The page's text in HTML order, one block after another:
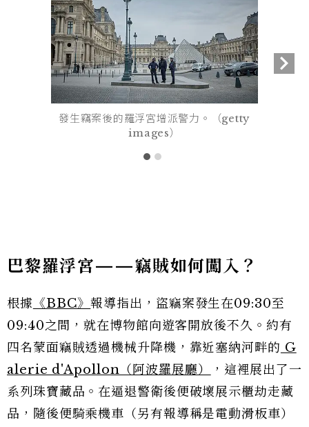
發生竊案後的羅浮宮增派警力。（getty
images）
巴黎羅浮宮——竊賊如何闖入？
根據 《BBC》報導指出，盜竊案發生在09:30至
09:40之間，就在博物館向遊客開放後不久。約有
四名蒙面竊賊透過機械升降機，靠近塞納河畔的 G
alerie d'Apollon（阿波羅展廳）
，這裡展出了一
系列珠寶藏品。在逼退警衛後便破壞展示櫃劫走藏
品，隨後便騎乘機車（另有報導稱是電動滑板車）